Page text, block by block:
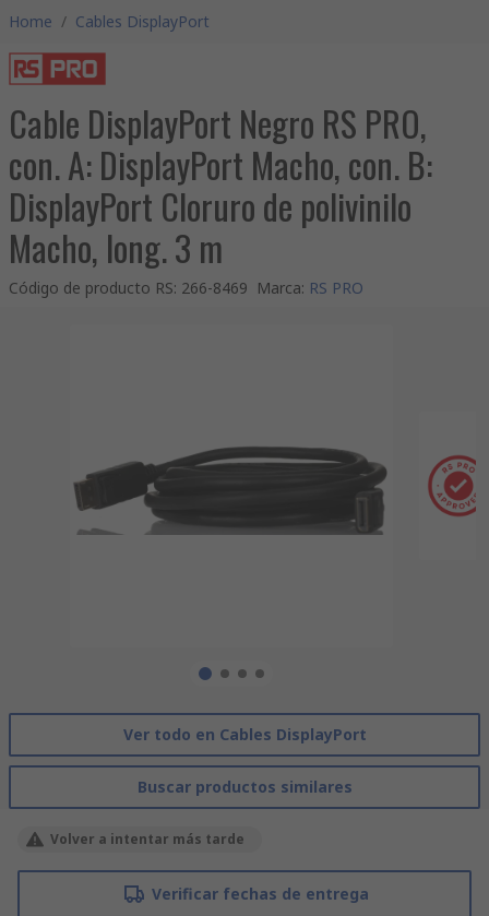
Home / Cables DisplayPort
Cable DisplayPort Negro RS PRO,
con. A: DisplayPort Macho, con. B:
DisplayPort Cloruro de polivinilo
Macho, long. 3 m
Código de producto RS: 266-8469 Marca: RS PRO
Ver todo en Cables DisplayPort
Buscar productos similares
Volver a intentar más tarde
Verificar fechas de entrega